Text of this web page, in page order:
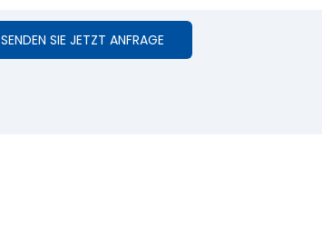
SENDEN SIE JETZT ANFRAGE